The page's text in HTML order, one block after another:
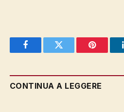
FacebookTwitter Pinterest
CONTINUA A LEGGERE